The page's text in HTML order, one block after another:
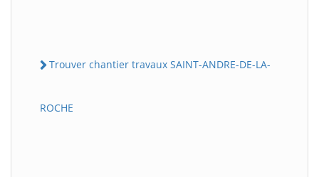
Trouver chantier travaux SAINT-ANDRE-DE-LA-
ROCHE